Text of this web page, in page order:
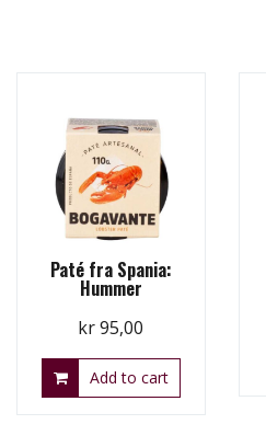
Paté fra Spania:
Hummer
kr95,00
Add to cart